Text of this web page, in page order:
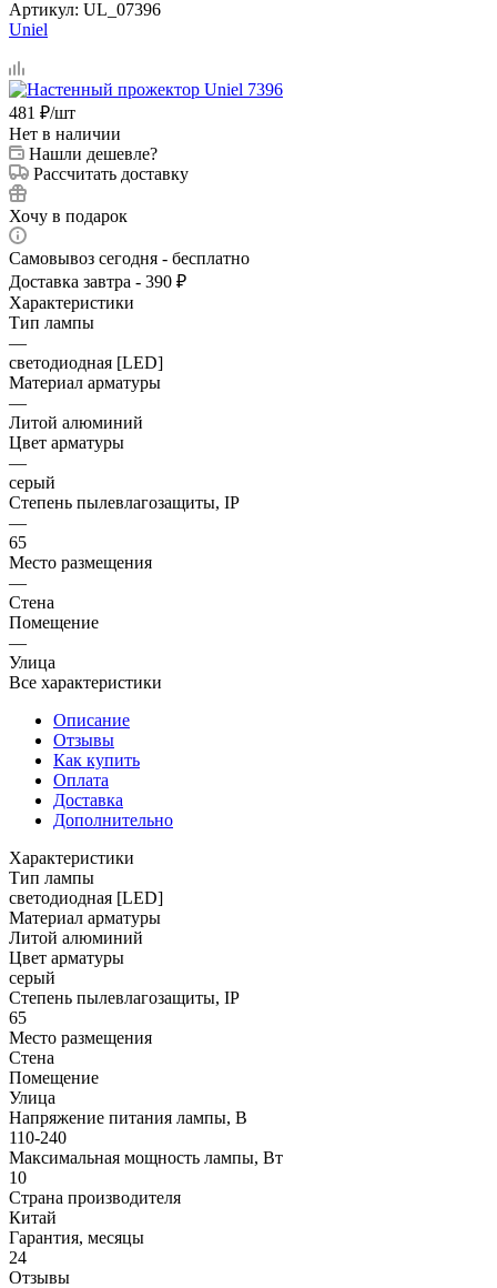
Артикул: UL_07396
Uniel
481 ₽/шт
Нет в наличии
Нашли дешевле?
Рассчитать доставку
Хочу в подарок
Самовывоз сегодня - бесплатно
Доставка завтра - 390 ₽
Характеристики
Тип лампы
—
светодиодная [LED]
Материал арматуры
—
Литой алюминий
Цвет арматуры
—
серый
Степень пылевлагозащиты, IP
—
65
Место размещения
—
Стена
Помещение
—
Улица
Все характеристики
Описание
Отзывы
Как купить
Оплата
Доставка
Дополнительно
Характеристики
Тип лампы
светодиодная [LED]
Материал арматуры
Литой алюминий
Цвет арматуры
серый
Степень пылевлагозащиты, IP
65
Место размещения
Стена
Помещение
Улица
Напряжение питания лампы, В
110-240
Максимальная мощность лампы, Вт
10
Страна производителя
Китай
Гарантия, месяцы
24
Отзывы